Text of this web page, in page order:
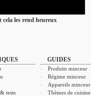
cela les rend heureux
tests
GUIDES
Produits minceur
Régime minceur
Appareils minceur
Thèmes de cuisine